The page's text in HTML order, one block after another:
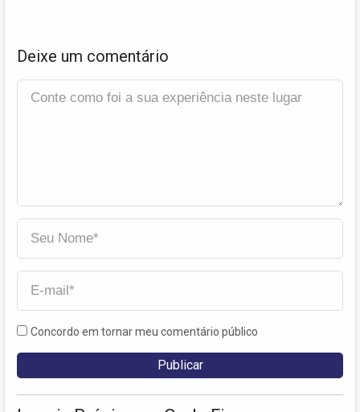
Deixe um comentário
Concordo em tornar meu comentário público